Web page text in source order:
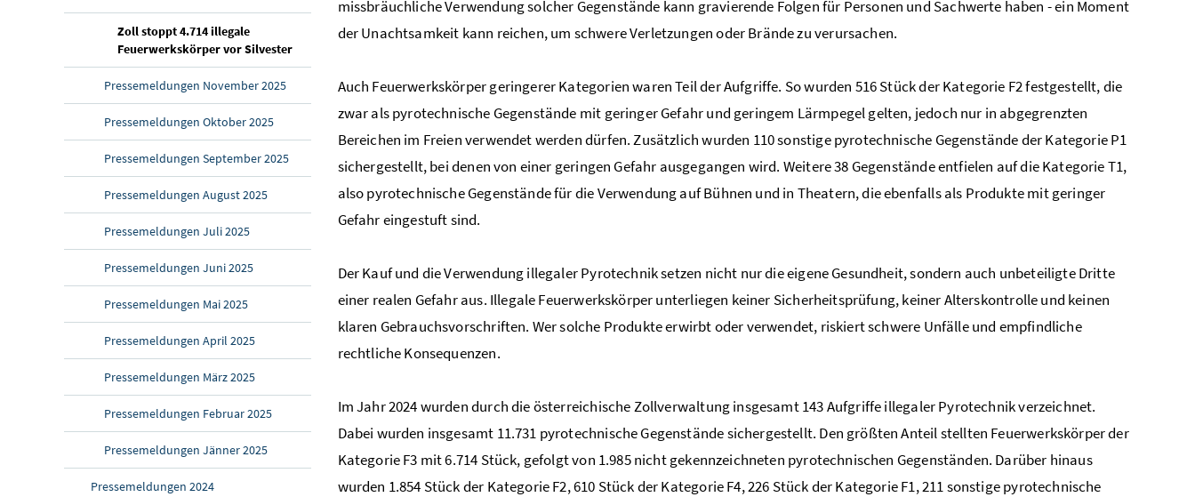
Zoll stoppt 4.714 illegale
Feuerwerkskörper vor Silvester(aktuelle Seite)
Pressemeldungen November 2025
Pressemeldungen Oktober 2025
Pressemeldungen September 2025
Pressemeldungen August 2025
Pressemeldungen Juli 2025
Pressemeldungen Juni 2025
Pressemeldungen Mai 2025
Pressemeldungen April 2025
Pressemeldungen März 2025
Pressemeldungen Februar 2025
Pressemeldungen Jänner 2025
Pressemeldungen 2024
missbräuchliche Verwendung solcher Gegenstände kann gravierende Folgen für Personen und Sachwerte haben - ein Moment
der Unachtsamkeit kann reichen, um schwere Verletzungen oder Brände zu verursachen.
Auch Feuerwerkskörper geringerer Kategorien waren Teil der Aufgriffe. So wurden 516 Stück der Kategorie F2 festgestellt, die
zwar als pyrotechnische Gegenstände mit geringer Gefahr und geringem Lärmpegel gelten, jedoch nur in abgegrenzten
Bereichen im Freien verwendet werden dürfen. Zusätzlich wurden 110 sonstige pyrotechnische Gegenstände der Kategorie P1
sichergestellt, bei denen von einer geringen Gefahr ausgegangen wird. Weitere 38 Gegenstände entfielen auf die Kategorie T1,
also pyrotechnische Gegenstände für die Verwendung auf Bühnen und in Theatern, die ebenfalls als Produkte mit geringer
Gefahr eingestuft sind.
Der Kauf und die Verwendung illegaler Pyrotechnik setzen nicht nur die eigene Gesundheit, sondern auch unbeteiligte Dritte
einer realen Gefahr aus. Illegale Feuerwerkskörper unterliegen keiner Sicherheitsprüfung, keiner Alterskontrolle und keinen
klaren Gebrauchsvorschriften. Wer solche Produkte erwirbt oder verwendet, riskiert schwere Unfälle und empfindliche
rechtliche Konsequenzen.
Im Jahr 2024 wurden durch die österreichische Zollverwaltung insgesamt 143 Aufgriffe illegaler Pyrotechnik verzeichnet.
Dabei wurden insgesamt 11.731 pyrotechnische Gegenstände sichergestellt. Den größten Anteil stellten Feuerwerkskörper der
Kategorie F3 mit 6.714 Stück, gefolgt von 1.985 nicht gekennzeichneten pyrotechnischen Gegenständen. Darüber hinaus
wurden 1.854 Stück der Kategorie F2, 610 Stück der Kategorie F4, 226 Stück der Kategorie F1, 211 sonstige pyrotechnische